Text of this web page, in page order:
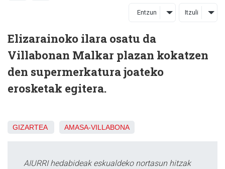
Entzun Itzuli
Elizarainoko ilara osatu da
Villabonan Malkar plazan kokatzen
den supermerkatura joateko
erosketak egitera.
GIZARTEA AMASA-VILLABONA
AIURRI hedabideak eskualdeko nortasun hitzak